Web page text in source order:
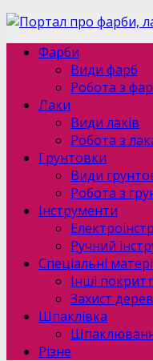
Фарби
Види фарб
Робота з
Лаки
Види лаків
Робота з
Грунтовки
Види
Робота з
Інструменти
Ручний
Спеціальні
Інші
Захист
Шпаклівка
Різне